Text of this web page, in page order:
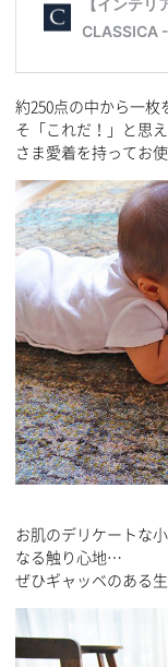
約250点の中から一枚
そ「これだ！」と思
さま愛着を持ってお
お肌のデリケートな
なる触り心地…
ぜひギャッベのある